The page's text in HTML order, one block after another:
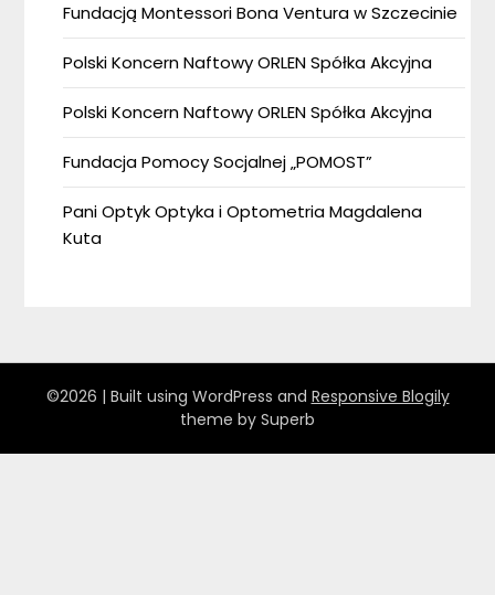
Fundacją Montessori Bona Ventura w Szczecinie
Polski Koncern Naftowy ORLEN Spółka Akcyjna
Polski Koncern Naftowy ORLEN Spółka Akcyjna
Fundacja Pomocy Socjalnej „POMOST”
Pani Optyk Optyka i Optometria Magdalena
Kuta
©2026 | Built using WordPress and Responsive Blogily
theme by Superb